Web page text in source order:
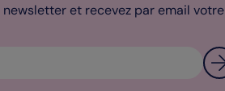
et recevez par email votre